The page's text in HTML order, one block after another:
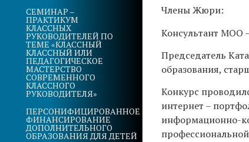
СЕМИНАР –
ПРАКТИКУМ
КЛАССНЫХ
РУКОВОДИТЕЛЕЙ ПО
ТЕМЕ «КЛАССНЫЙ
КЛАССНЫЙ ИЛИ
ПЕДАГОГИЧЕСКОЕ
МАСТЕРСТВО
СОВРЕМЕННОГО
КЛАССНОГО
РУКОВОДИТЕЛЯ»
ПЕРСОНИФИЦИРОВАННОЕ
ФИНАНСИРОВАНИЕ
ДОПОЛНИТЕЛЬНОГО
ОБРАЗОВАНИЯ ДЛЯ ДЕТЕЙ
Члены Жюри:
Консультант МОО
Председатель
образования,
Конкурс
интернет –
информационно-